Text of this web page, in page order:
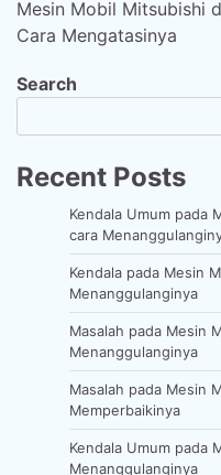
Mesin Mobil Mitsubishi
Cara Mengatasinya
Search
Recent Posts
Kendala Umum pada
cara
Kendala pada Mesin
Menanggulanginya
Masalah pada Mesin
Menanggulanginya
Masalah pada Mesin
Memperbaikinya
Kendala Umum pada
Menanggulanginya